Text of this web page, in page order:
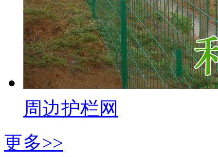
周边护栏网
更多>>